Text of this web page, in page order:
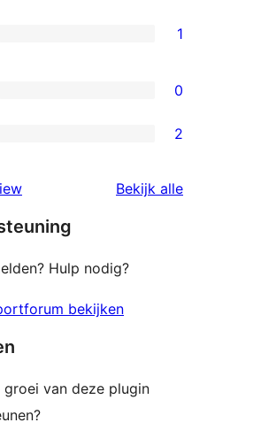
1
0
2
Bekijk alle
Hulp nodig?
bekijken
groei van deze plugin